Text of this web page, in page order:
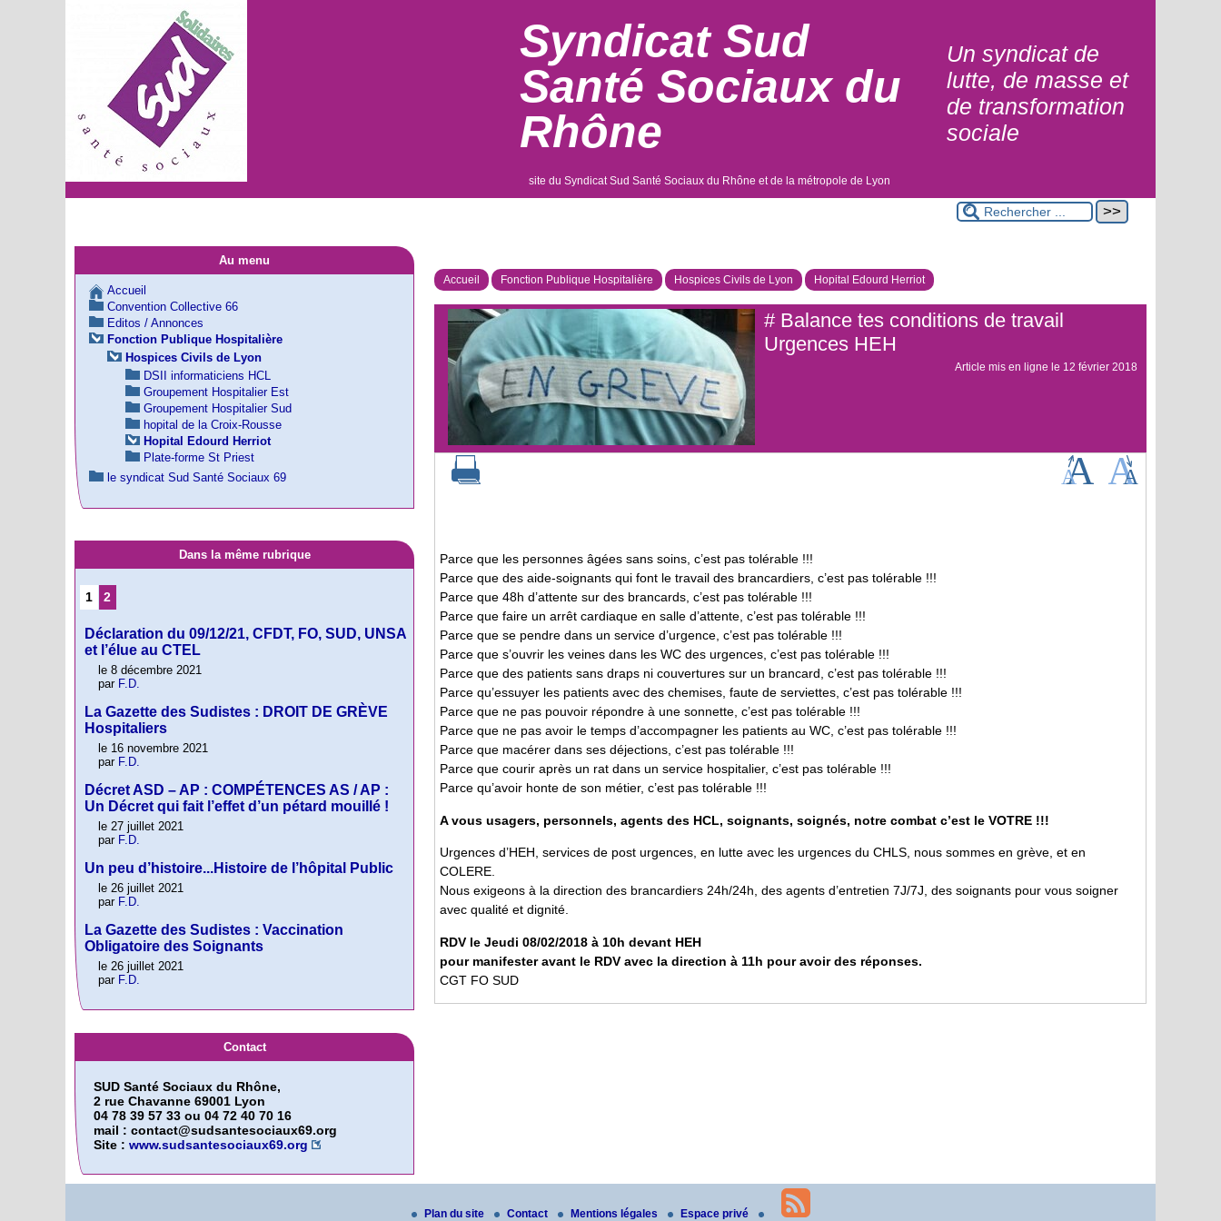
Syndicat Sud
Santé Sociaux du
Rhône
Un syndicat de
lutte, de masse et
de transformation
sociale
site du Syndicat Sud Santé Sociaux du Rhône et de la métropole de Lyon
Accueil Fonction Publique Hospitalière Hospices Civils de Lyon Hopital Edourd Herriot
# Balance tes conditions de travail
Urgences HEH
Article mis en ligne le 12 février 2018
Parce que les personnes âgées sans soins, c’est pas tolérable !!!
Parce que des aide-soignants qui font le travail des brancardiers, c’est pas tolérable !!!
Parce que 48h d’attente sur des brancards, c’est pas tolérable !!!
Parce que faire un arrêt cardiaque en salle d’attente, c’est pas tolérable !!!
Parce que se pendre dans un service d’urgence, c’est pas tolérable !!!
Parce que s’ouvrir les veines dans les WC des urgences, c’est pas tolérable !!!
Parce que des patients sans draps ni couvertures sur un brancard, c’est pas tolérable !!!
Parce qu’essuyer les patients avec des chemises, faute de serviettes, c’est pas tolérable !!!
Parce que ne pas pouvoir répondre à une sonnette, c’est pas tolérable !!!
Parce que ne pas avoir le temps d’accompagner les patients au WC, c’est pas tolérable !!!
Parce que macérer dans ses déjections, c’est pas tolérable !!!
Parce que courir après un rat dans un service hospitalier, c’est pas tolérable !!!
Parce qu’avoir honte de son métier, c’est pas tolérable !!!
A vous usagers, personnels, agents des HCL, soignants, soignés, notre combat c’est le VOTRE !!!
Urgences d’HEH, services de post urgences, en lutte avec les urgences du CHLS, nous sommes en grève, et en
COLERE.
Nous exigeons à la direction des brancardiers 24h/24h, des agents d’entretien 7J/7J, des soignants pour vous soigner
avec qualité et dignité.
RDV le Jeudi 08/02/2018 à 10h devant HEH
pour manifester avant le RDV avec la direction à 11h pour avoir des réponses.
CGT FO SUD
Au menu
Accueil
Convention Collective 66
Editos / Annonces
Fonction Publique Hospitalière
Hospices Civils de Lyon
DSII informaticiens HCL
Groupement Hospitalier Est
Groupement Hospitalier Sud
hopital de la Croix-Rousse
Hopital Edourd Herriot
Plate-forme St Priest
le syndicat Sud Santé Sociaux 69
Dans la même rubrique
1 2
Déclaration du 09/12/21, CFDT, FO, SUD, UNSA
et l’élue au CTEL
le 8 décembre 2021
par F.D.
La Gazette des Sudistes : DROIT DE GRÈVE
Hospitaliers
le 16 novembre 2021
par F.D.
Décret ASD – AP : COMPÉTENCES AS / AP :
Un Décret qui fait l’effet d’un pétard mouillé !
le 27 juillet 2021
par F.D.
Un peu d’histoire...Histoire de l’hôpital Public
le 26 juillet 2021
par F.D.
La Gazette des Sudistes : Vaccination
Obligatoire des Soignants
le 26 juillet 2021
par F.D.
Contact
SUD Santé Sociaux du Rhône,
2 rue Chavanne 69001 Lyon
04 78 39 57 33 ou 04 72 40 70 16
mail : contact@sudsantesociaux69.org
Site : www.sudsantesociaux69.org
Plan du site Contact Mentions légales Espace privé